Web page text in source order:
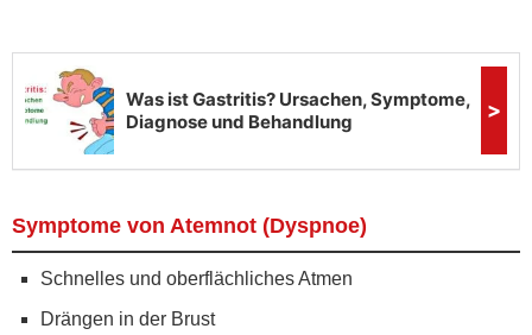
Symptome von Atemnot (Dyspnoe)
Schnelles und oberflächliches Atmen
Drängen in der Brust